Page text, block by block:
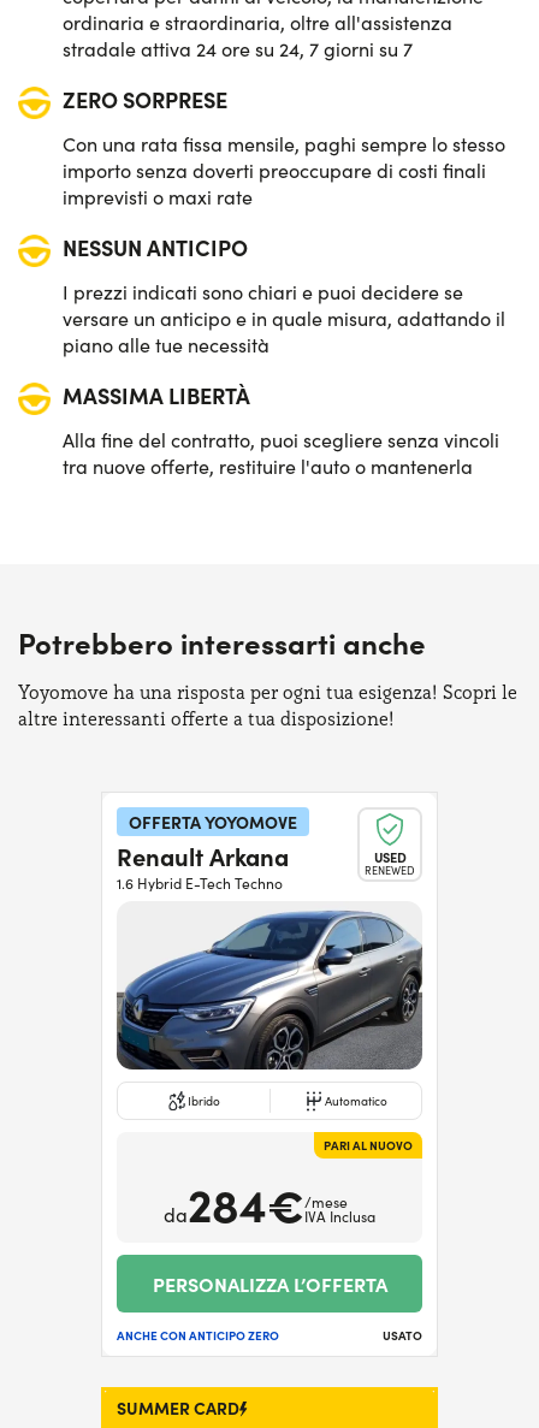
ordinaria e straordinaria, oltre all'assistenza
stradale attiva 24 ore su 24, 7 giorni su 7
ZERO SORPRESE
Con una rata fissa mensile, paghi sempre lo stesso
importo senza doverti preoccupare di costi finali
imprevisti o maxi rate
NESSUN ANTICIPO
I prezzi indicati sono chiari e puoi decidere se
versare un anticipo e in quale misura, adattando il
piano alle tue necessità
MASSIMA LIBERTÀ
Alla fine del contratto, puoi scegliere senza vincoli
tra nuove offerte, restituire l'auto o mantenerla
Potrebbero interessarti anche
Yoyomove ha una risposta per ogni tua esigenza! Scopri le
altre interessanti offerte a tua disposizione!
OFFERTA YOYOMOVE
USED
RENEWED
Renault Arkana
1.6 Hybrid E-Tech Techno
Ibrido Automatico
PARI AL NUOVO
da284€/mese
IVA Inclusa
PERSONALIZZA L’OFFERTA
ANCHE CON ANTICIPO ZERO USATO
SUMMER CARD